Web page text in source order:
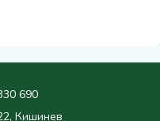
690
Кишинев